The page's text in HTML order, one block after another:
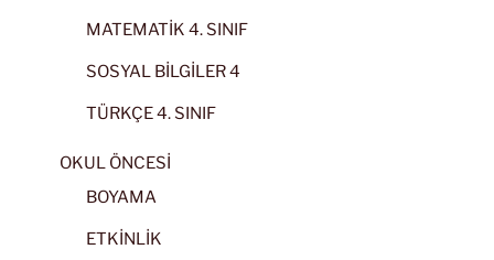
MATEMATİK 4. SINIF
SOSYAL BİLGİLER 4
TÜRKÇE 4. SINIF
OKUL ÖNCESİ
BOYAMA
ETKİNLİK